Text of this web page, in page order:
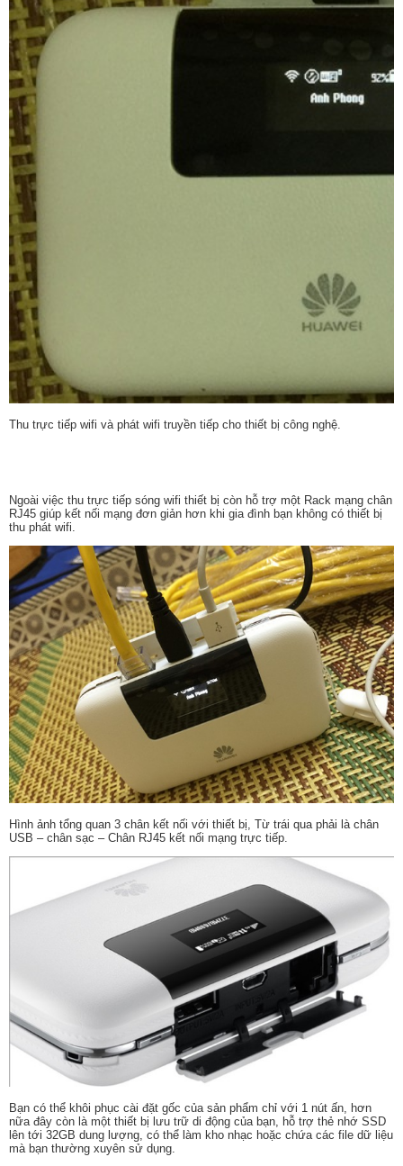
Thu trực tiếp wifi và phát wifi truyền tiếp cho thiết bị công nghệ.
Ngoài việc thu trực tiếp sóng wifi thiết bị còn hỗ trợ một Rack mạng chân
RJ45 giúp kết nối mạng đơn giản hơn khi gia đình bạn không có thiết bị
thu phát wifi.
Hình ảnh tổng quan 3 chân kết nối với thiết bị, Từ trái qua phải là chân
USB – chân sạc – Chân RJ45 kết nối mạng trực tiếp.
Bạn có thể khôi phục cài đặt gốc của sản phẩm chỉ với 1 nút ấn, hơn
nữa đây còn là một thiết bị lưu trữ di động của bạn, hỗ trợ thẻ nhớ SSD
lên tới 32GB dung lượng, có thể làm kho nhạc hoặc chứa các file dữ liệu
mà bạn thường xuyên sử dụng.